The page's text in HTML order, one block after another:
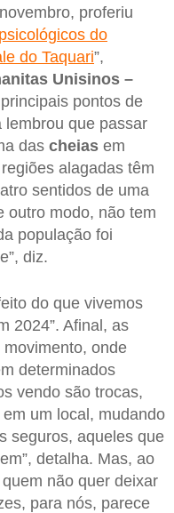
proferiu
do
do Taquari”,
Unisinos –
pontos de
lembrou que passar
das cheias em
alagadas têm
sentidos de uma
outro modo, não tem
população foi
diz.
do que vivemos
2024”. Afinal, as
onde
determinados
vendo são trocas,
um local, mudando
seguros, aqueles que
detalha. Mas, ao
não quer deixar
para nós, parece